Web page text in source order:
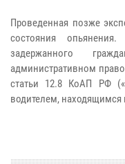
Проведенная позже
состояния
задержанного
административном
статьи 12.8 КоАП РФ
водителем, находящимся